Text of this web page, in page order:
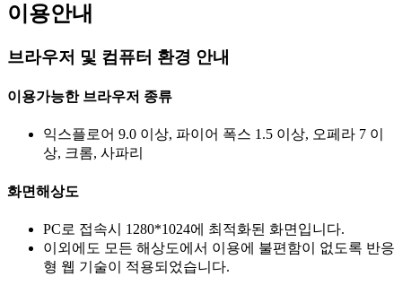
이용안내
브라우저 및 컴퓨터 환경 안내
이용가능한 브라우저 종류
익스플로어 9.0 이상, 파이어 폭스 1.5 이상, 오페라 7 이
상, 크롬, 사파리
화면해상도
PC로 접속시 1280*1024에 최적화된 화면입니다.
이외에도 모든 해상도에서 이용에 불편함이 없도록 반응
형 웹 기술이 적용되었습니다.